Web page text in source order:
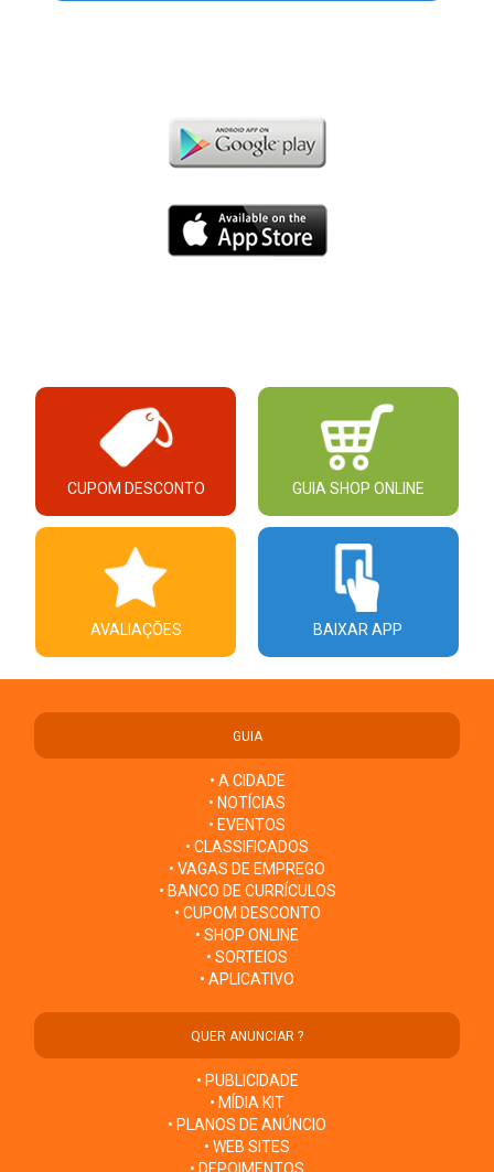
CUPOM DESCONTO GUIA SHOP ONLINE
AVALIAÇÕES BAIXAR APP
GUIA
• A CIDADE
• NOTÍCIAS
• EVENTOS
• CLASSIFICADOS
• VAGAS DE EMPREGO
• BANCO DE CURRÍCULOS
• CUPOM DESCONTO
• SHOP ONLINE
• SORTEIOS
• APLICATIVO
QUER ANUNCIAR ?
• PUBLICIDADE
• MÍDIA KIT
• PLANOS DE ANÚNCIO
• WEB SITES
• DEPOIMENTOS